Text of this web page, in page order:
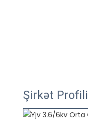
Şirkət Profili